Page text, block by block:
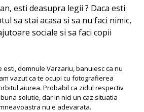
esti deasupra legii ? Daca esti
sa stai acasa si sa nu faci nimic,
sociale si sa faci copii
esti, domnule Varzariu, banuiesc ca nu
vazut ca te ocupi cu fotografierea
aiurea. Probabil ca zidul respectiv
solutie, dar in nici un caz situatia
nu e adevarata.